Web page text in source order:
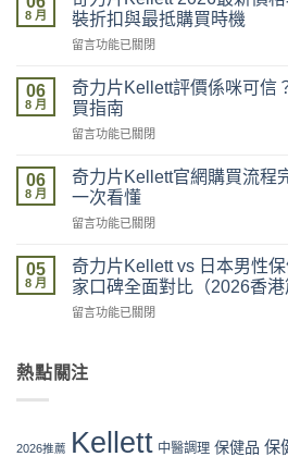
片
Kellett
邊
買
最
安
全？
網
vs
房
網
店
代
險
全
析〉
中
8 月
裝折扣與最抵購買時機
在
力
片
Kellett
2026
新
攻
官
網
惠、
裝
與
最
留言功能已關閉
06
8 月
奇力片Kellett評價係咪可信
買指南
在
力
片
Kellett
評
係
咪
可
信？
評
與
留言功能已關閉
06
8 月
奇力片Kellett官網購買流程
一次看懂
在
力
片
Kellett
官
買
整
留言功能已關閉
05
8 月
奇力片Kellett vs 日本男性
家口碑全面對比（2026香港
在
片
Kellett
本
留言功能已關閉
熱點關注
2026推薦 Kellett 中醫調理 保健品 保